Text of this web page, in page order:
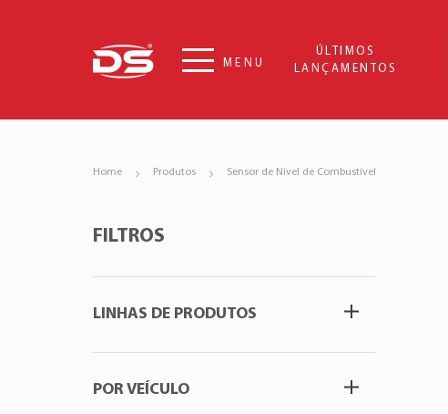
MENU
ÚLTIMOS
LANÇAMENTOS
Home Produtos Sensor de Nível de Combustível
FILTROS
LINHAS DE PRODUTOS
POR VEÍCULO